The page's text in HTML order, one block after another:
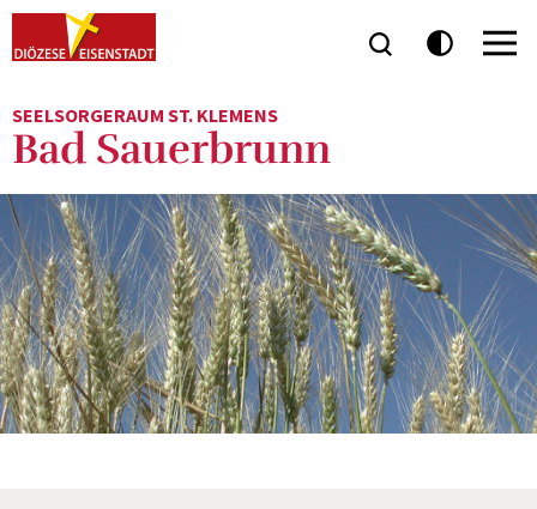
SEELSORGERAUM ST. KLEMENS
Bad Sauerbrunn